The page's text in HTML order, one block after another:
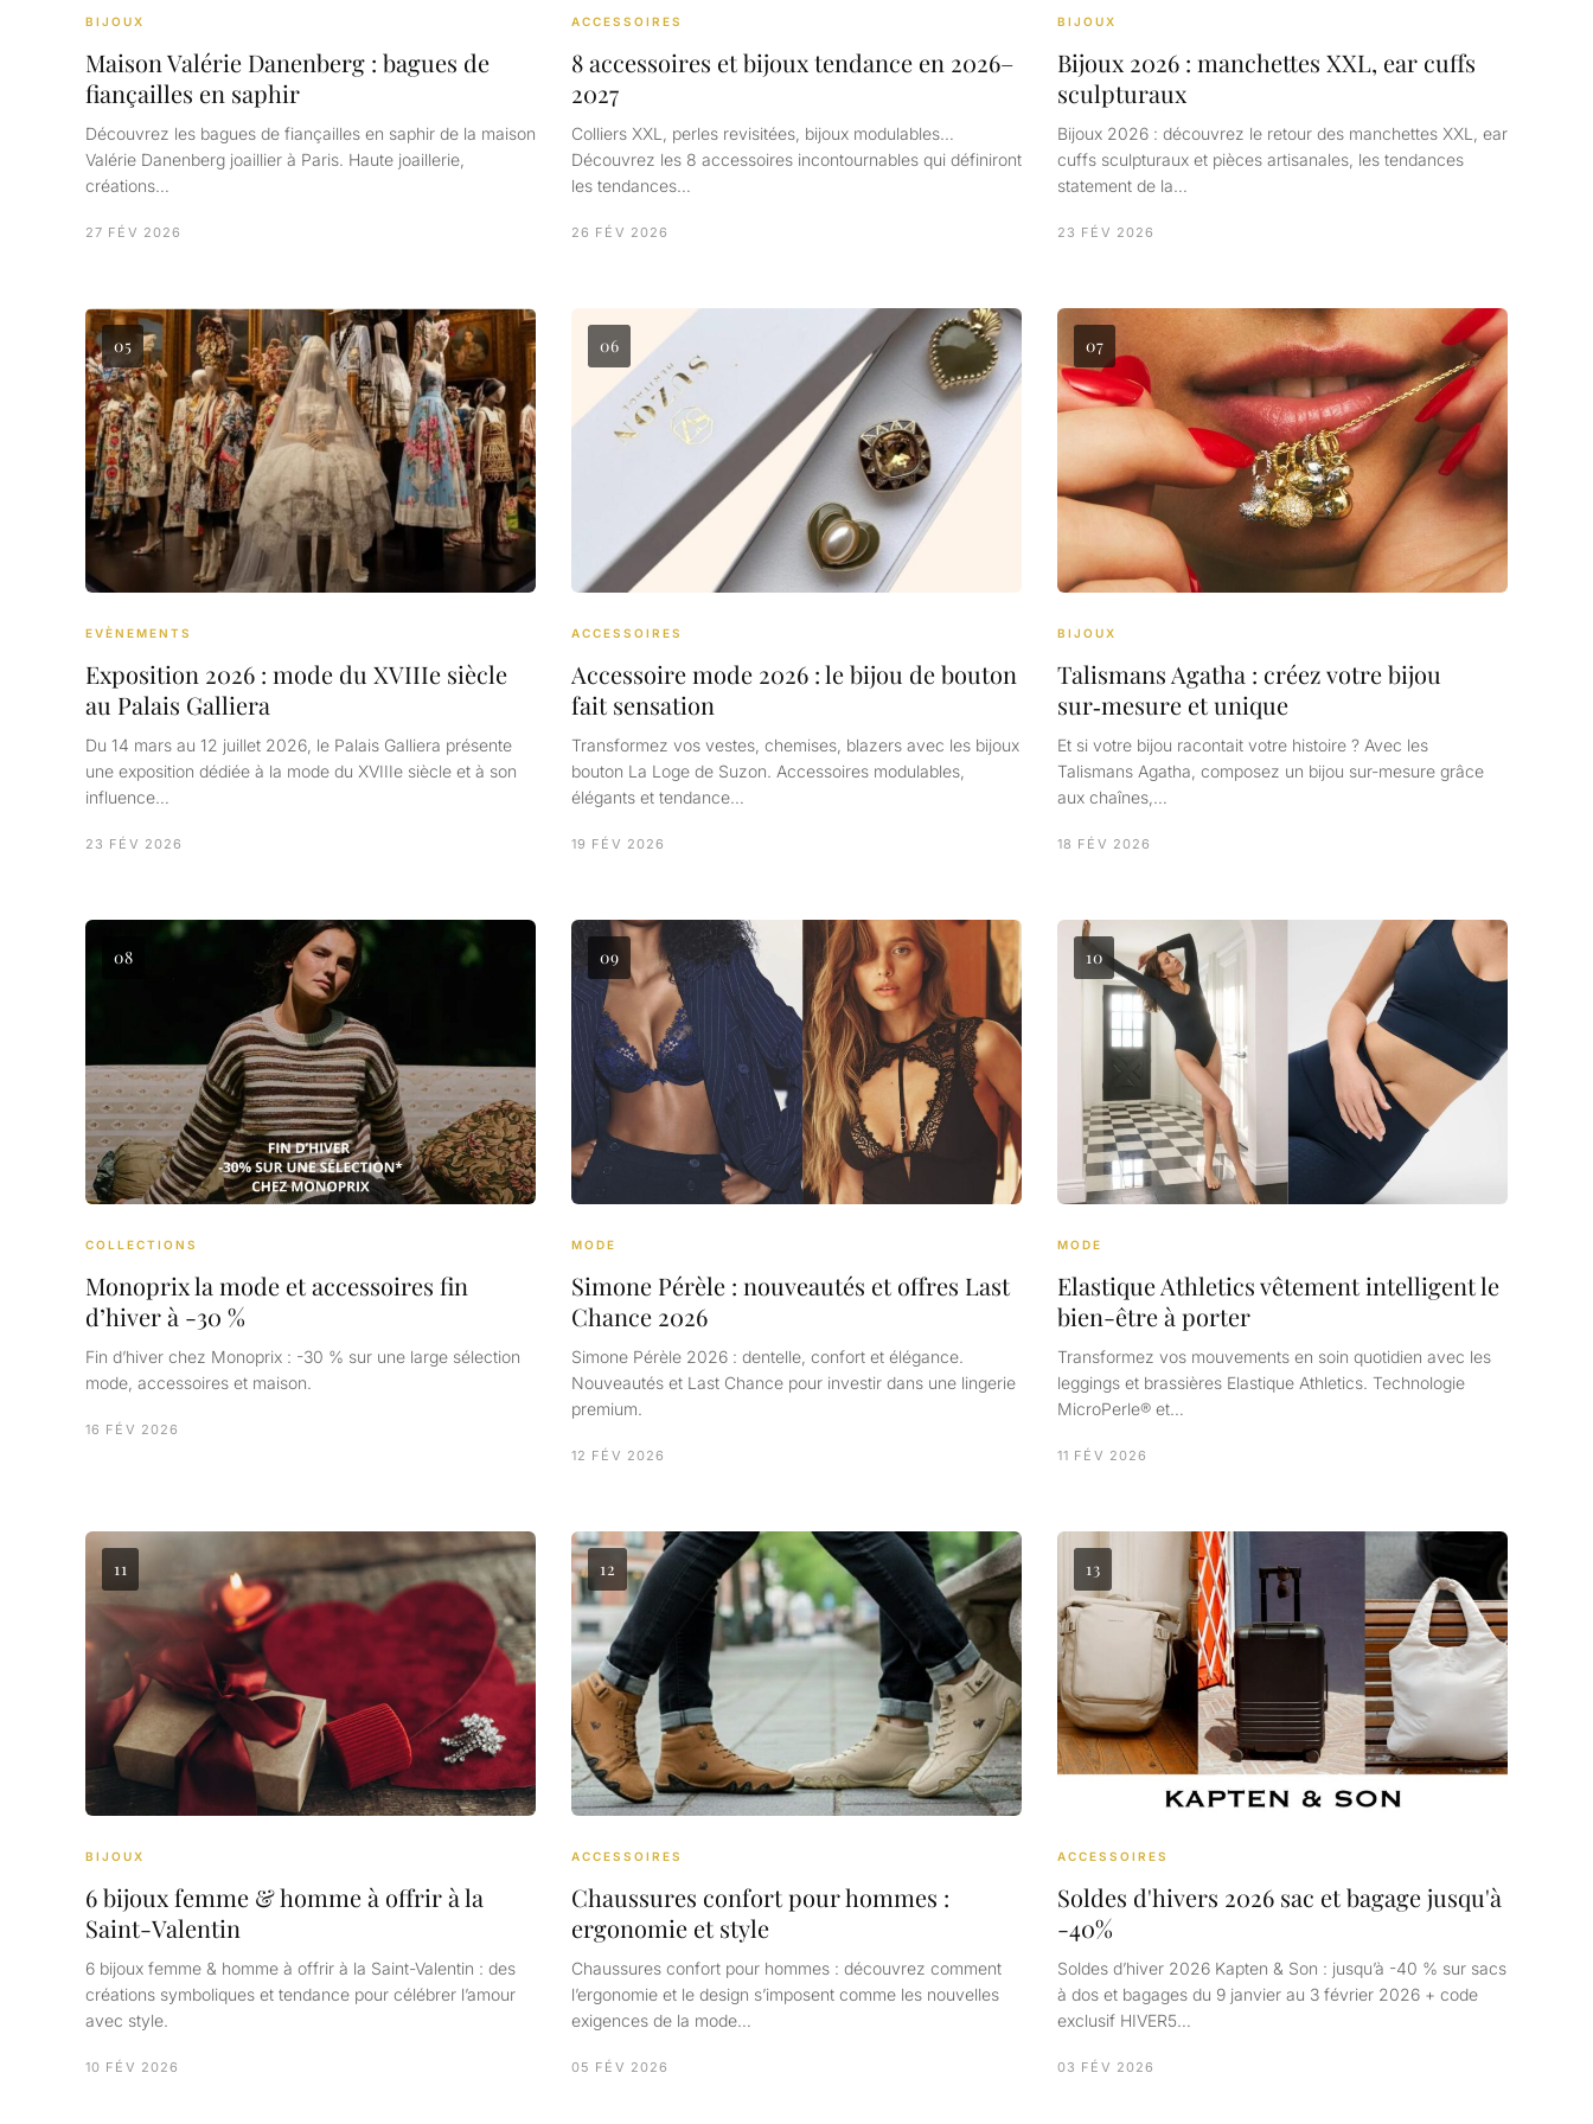
BIJOUX
Maison Valérie Danenberg : bagues de
fiançailles en saphir
Découvrez les bagues de fiançailles en saphir de la maison
Valérie Danenberg joaillier à Paris. Haute joaillerie,
créations…
27 FÉV 2026
ACCESSOIRES
8 accessoires et bijoux tendance en 2026–
2027
Colliers XXL, perles revisitées, bijoux modulables…
Découvrez les 8 accessoires incontournables qui définiront
les tendances…
26 FÉV 2026
BIJOUX
Bijoux 2026 : manchettes XXL, ear cuffs
sculpturaux
Bijoux 2026 : découvrez le retour des manchettes XXL, ear
cuffs sculpturaux et pièces artisanales, les tendances
statement de la…
23 FÉV 2026
05
EVÈNEMENTS
Exposition 2026 : mode du XVIIIe siècle
au Palais Galliera
Du 14 mars au 12 juillet 2026, le Palais Galliera présente
une exposition dédiée à la mode du XVIIIe siècle et à son
influence…
23 FÉV 2026
06
ACCESSOIRES
Accessoire mode 2026 : le bijou de bouton
fait sensation
Transformez vos vestes, chemises, blazers avec les bijoux
bouton La Loge de Suzon. Accessoires modulables,
élégants et tendance…
19 FÉV 2026
07
BIJOUX
Talismans Agatha : créez votre bijou
sur‑mesure et unique
Et si votre bijou racontait votre histoire ? Avec les
Talismans Agatha, composez un bijou sur-mesure grâce
aux chaînes,…
18 FÉV 2026
08
COLLECTIONS
Monoprix la mode et accessoires fin
d’hiver à -30 %
Fin d’hiver chez Monoprix : -30 % sur une large sélection
mode, accessoires et maison.
16 FÉV 2026
09
MODE
Simone Pérèle : nouveautés et offres Last
Chance 2026
Simone Pérèle 2026 : dentelle, confort et élégance.
Nouveautés et Last Chance pour investir dans une lingerie
premium.
12 FÉV 2026
10
MODE
Elastique Athletics vêtement intelligent le
bien-être à porter
Transformez vos mouvements en soin quotidien avec les
leggings et brassières Elastique Athletics. Technologie
MicroPerle® et…
11 FÉV 2026
11
BIJOUX
6 bijoux femme & homme à offrir à la
Saint-Valentin
6 bijoux femme & homme à offrir à la Saint-Valentin : des
créations symboliques et tendance pour célébrer l’amour
avec style.
10 FÉV 2026
12
ACCESSOIRES
Chaussures confort pour hommes :
ergonomie et style
Chaussures confort pour hommes : découvrez comment
l’ergonomie et le design s’imposent comme les nouvelles
exigences de la mode…
05 FÉV 2026
13
ACCESSOIRES
Soldes d'hivers 2026 sac et bagage jusqu'à
-40%
Soldes d’hiver 2026 Kapten & Son : jusqu’à -40 % sur sacs
à dos et bagages du 9 janvier au 3 février 2026 + code
exclusif HIVER5…
03 FÉV 2026